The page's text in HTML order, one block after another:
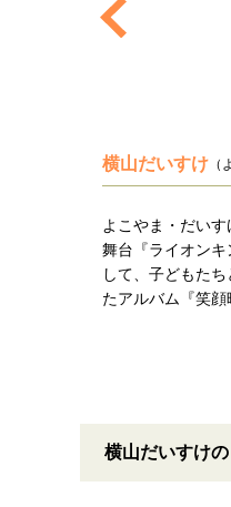
横山だいすけ
よこやま・だい
舞台『ライオンキ
して、子どもた
たアルバム『笑
横山だいすけ